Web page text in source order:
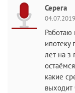
Серега
Работаю
ипотеку
лет на з
какие
выходит